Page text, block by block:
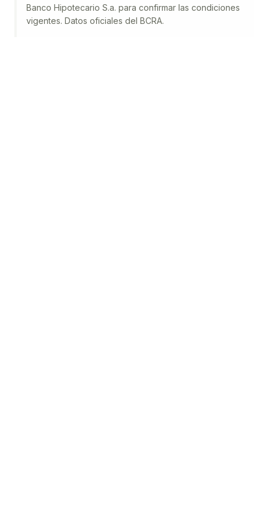
Banco Hipotecario S.a. para confirmar las condiciones
vigentes. Datos oficiales del BCRA.